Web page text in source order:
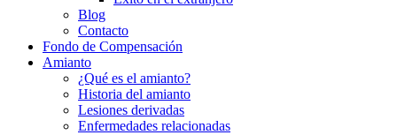
Blog
Contacto
Fondo de Compensación
Amianto
¿Qué es el amianto?
Historia del amianto
Lesiones derivadas
Enfermedades relacionadas